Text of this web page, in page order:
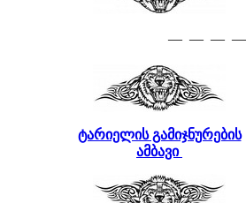
— — —
ტარიელის გამიჯნურების
ამბავი